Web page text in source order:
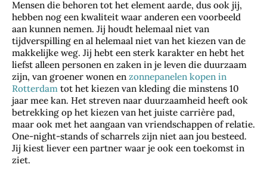
Mensen die behoren tot het element aarde, dus ook jij,
hebben nog een kwaliteit waar anderen een voorbeeld
aan kunnen nemen. Jij houdt helemaal niet van
tijdverspilling en al helemaal niet van het kiezen van de
makkelijke weg. Jij hebt een sterk karakter en hebt het
liefst alleen personen en zaken in je leven die duurzaam
zijn, van groener wonen en zonnepanelen kopen in
Rotterdam tot het kiezen van kleding die minstens 10
jaar mee kan. Het streven naar duurzaamheid heeft ook
betrekking op het kiezen van het juiste carrière pad,
maar ook met het aangaan van vriendschappen of relatie.
One-night-stands of scharrels zijn niet aan jou besteed.
Jij kiest liever een partner waar je ook een toekomst in
ziet.